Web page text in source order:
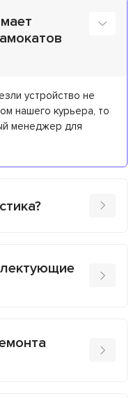
устройство не
нашего курьера, то
менеджер для